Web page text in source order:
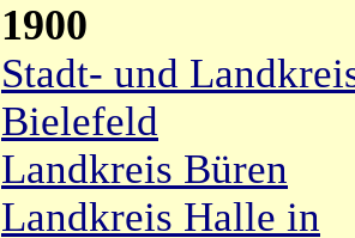
1900
Stadt- und
Bielefeld
Landkreis Büren
Landkreis Halle in